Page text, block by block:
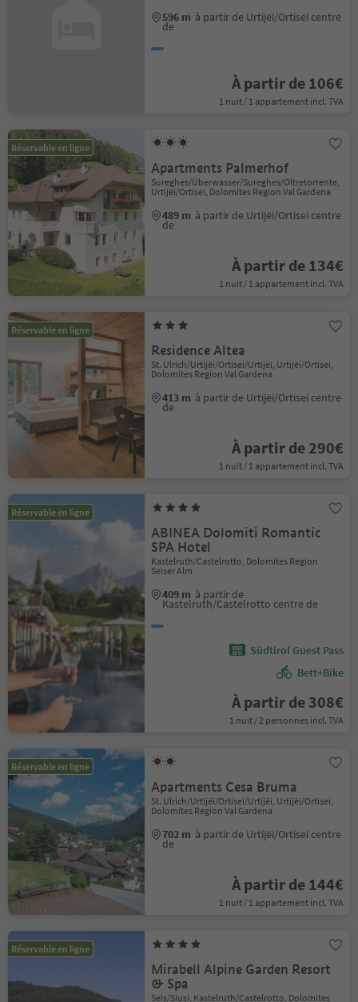
596 m à partir de Urtijëi/Ortisei centre
de
À partir de 106€
1 nuit / 1 appartement incl. TVA
Réservable en ligne
Apartments Palmerhof
Sureghes/Überwasser/Sureghes/Oltretorrente,
Urtijëi/Ortisei, Dolomites Region Val Gardena
489 m à partir de Urtijëi/Ortisei centre
de
À partir de 134€
1 nuit / 1 appartement incl. TVA
Réservable en ligne
Residence Altea
St. Ulrich/Urtijëi/Ortisei/Urtijëi, Urtijëi/Ortisei,
Dolomites Region Val Gardena
413 m à partir de Urtijëi/Ortisei centre
de
À partir de 290€
1 nuit / 1 appartement incl. TVA
Réservable en ligne
ABINEA Dolomiti Romantic
SPA Hotel
Kastelruth/Castelrotto, Dolomites Region
Seiser Alm
409 m à partir de
Kastelruth/Castelrotto centre de
Südtirol Guest Pass
Bett+Bike
À partir de 308€
1 nuit / 2 personnes incl. TVA
Réservable en ligne
Apartments Cesa Bruma
St. Ulrich/Urtijëi/Ortisei/Urtijëi, Urtijëi/Ortisei,
Dolomites Region Val Gardena
702 m à partir de Urtijëi/Ortisei centre
de
À partir de 144€
1 nuit / 1 appartement incl. TVA
Réservable en ligne
Mirabell Alpine Garden Resort
& Spa
Seis/Siusi, Kastelruth/Castelrotto, Dolomites